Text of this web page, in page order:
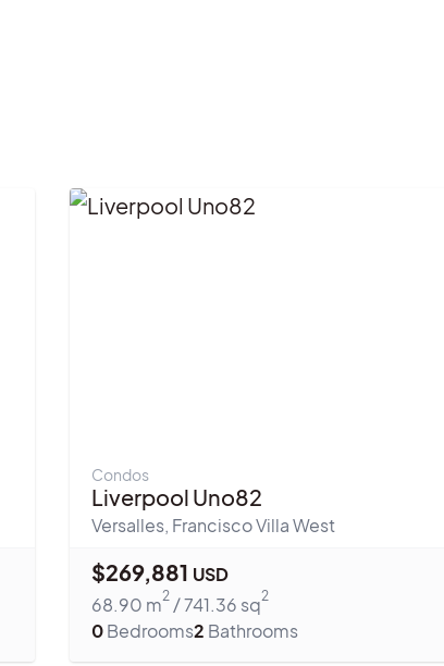
Condos
Liverpool Uno82
Versalles, Francisco Villa West
$269,881 USD
68.90 m2 /741.36 sq2
0Bedrooms2 Bathrooms